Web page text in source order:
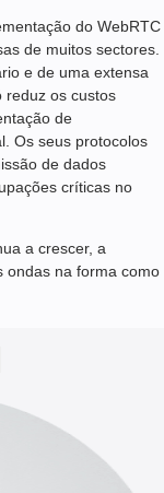
do WebRTC
de muitos sectores.
e de uma extensa
reduz os custos
de
Os seus protocolos
de dados
críticas no
a crescer, a
ondas na forma como